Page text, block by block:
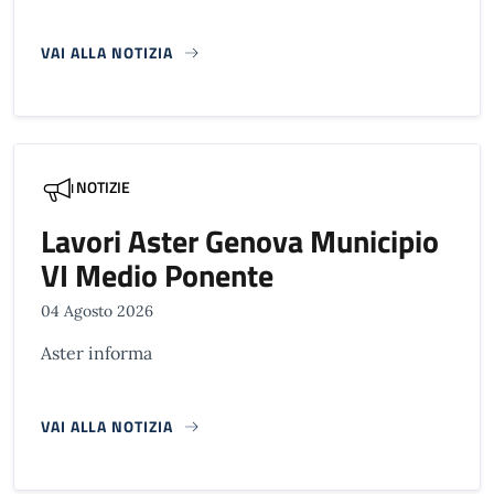
VAI ALLA NOTIZIA
NOTIZIE
Lavori Aster Genova Municipio
VI Medio Ponente
04 Agosto 2026
Aster informa
VAI ALLA NOTIZIA